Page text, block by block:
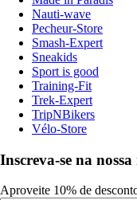
Nauti-wave
Pecheur-Store
Smash-Expert
Sneakids
Sport is good
Training-Fit
Trek-Expert
TripNBikers
Vélo-Store
Inscreva-se na
Aproveite 10% de